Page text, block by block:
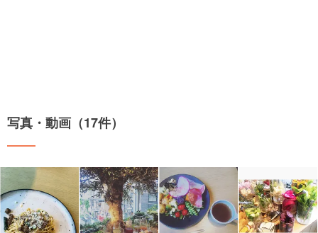
写真・動画（17件）